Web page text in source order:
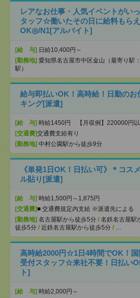
レアなお仕事・人気イベントがい
タッフ☆働いたその日に給料もら
OK◎/N1[アルバイト]
[給 与] 日給10,400円～
[勤務地] 愛知県名古屋市中区金山（最寄り駅
駅）
給与即払いOK！高時給！日勤のお
キング[派遣]
[給 与] 時給1450円 【月収例】220000円
[交通費]交通費支給有り
[勤務地] 中村公園駅から徒歩9分
《単発1日OK！日払い可》＊コス
ル貼り[派遣]
[給 与] 時給1,500円～1,875円
[交通費]■ 交通費規定内支給 ※派遣先による
[勤務地] 名古屋駅から徒歩5分 / 名鉄名古屋駅
徒歩5分 / 近鉄名古屋駅から徒歩5分 / …
高時給2000円☆1日4時間でOK！
受付スタッフ☆来社不要！日払い
ト]
[給 与] 時給2,000円～